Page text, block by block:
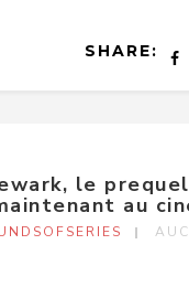
SHARE:
le
au